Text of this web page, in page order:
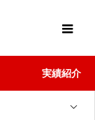
実績紹介